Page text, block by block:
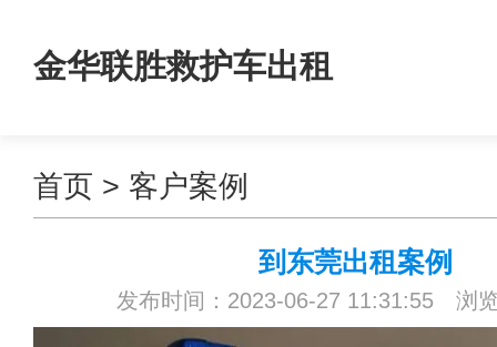
金华联胜救护车出租
首页 > 客户案例
到东莞出租案例
发布时间：2023-06-27 11:31:55 浏